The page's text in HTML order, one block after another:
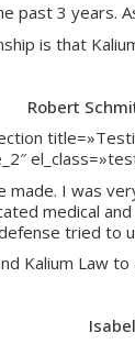
past 3 years.
is that
Robert
I was
medical
tried to
Kalium Law